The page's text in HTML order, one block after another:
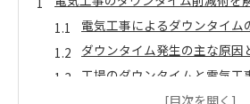
電気工事によるダウンタイム
ダウンタイム発生の主な原因
工場のダウンタイムと電気工
メンテナンス時の電気工事で